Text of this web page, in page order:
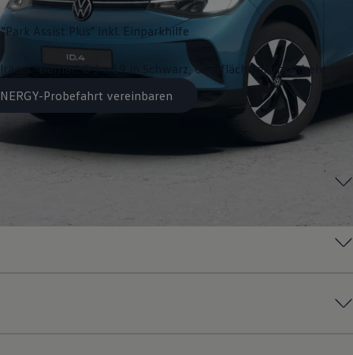
Assist Plus" inkl. Einparkhilfe
"Hamar" 8 J x 19 in Schwarz, Oberfläche glanzgedreht
Probefahrt vereinbaren